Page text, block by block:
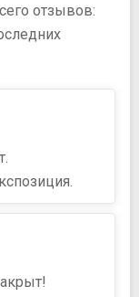
отзывов: